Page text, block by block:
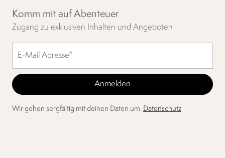
Komm mit auf Abenteuer
Zugang zu exklusiven Inhalten und Angeboten
Wir gehen sorgfältig mit deinen Daten um. Datenschutz